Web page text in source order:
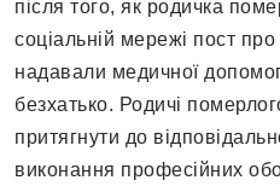
після того, як родичка
соціальній мережі пост про
надавали медичної
безхатько. Родичі
притягнути до
виконання професійних